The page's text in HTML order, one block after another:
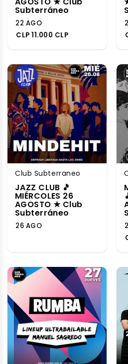
Subterráneo
22 AGO
CLP 11.000 CLP
Club Subterraneo
JAZZ CLUB 🎵
MIÉRCOLES 26
AGOSTO ★ Club
Subterráneo
26 AGO